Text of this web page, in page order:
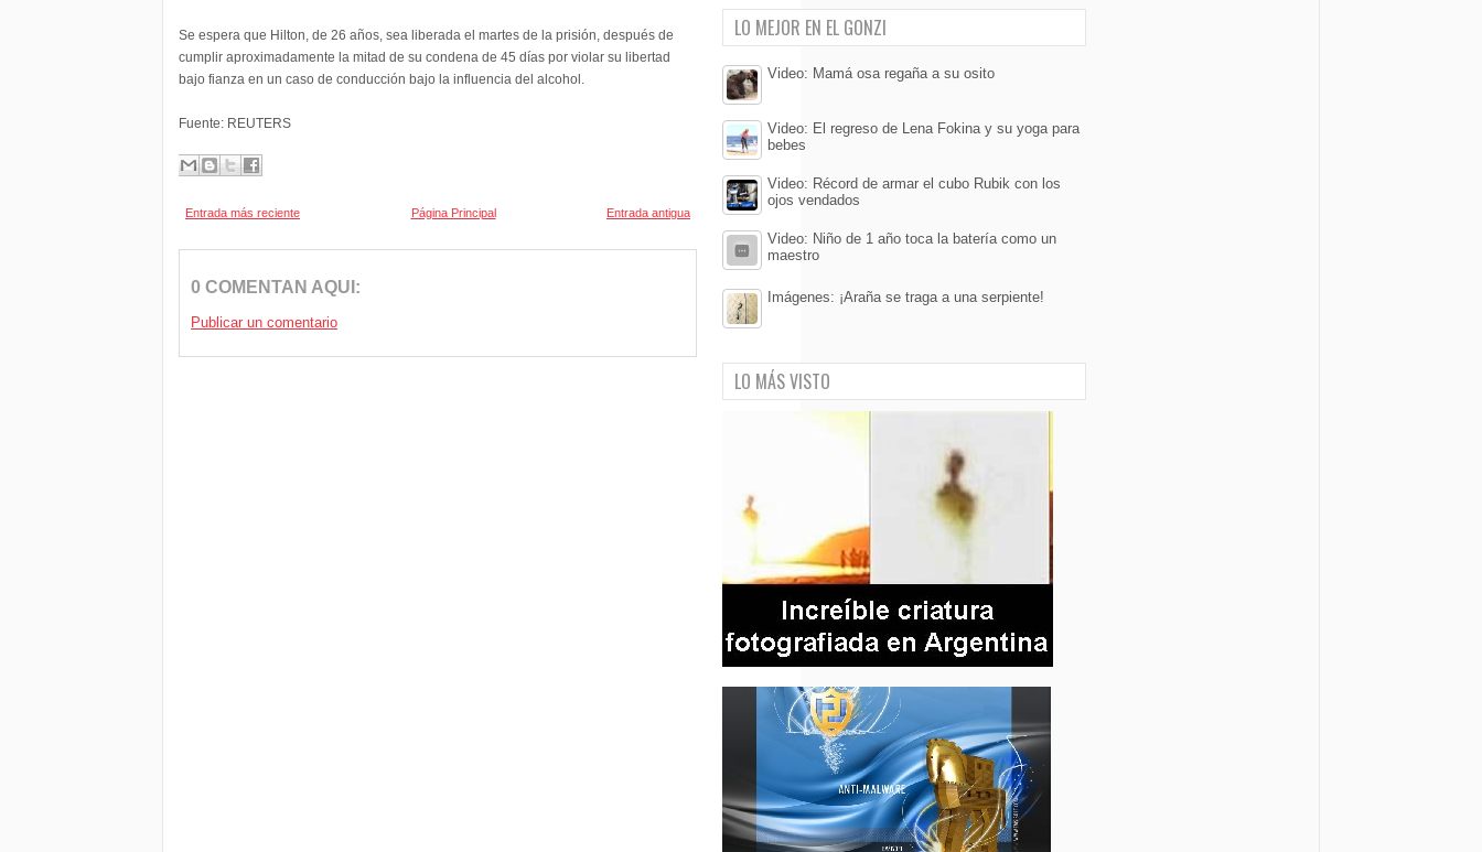
Se espera que Hilton, de 26 años, sea liberada el martes de la prisión, después de
cumplir aproximadamente la mitad de su condena de 45 días por violar su libertad
bajo fianza en un caso de conducción bajo la influencia del alcohol.
Fuente: REUTERS
Entrada más reciente Entrada antigua
Página Principal
0 COMENTAN AQUI:
Publicar un comentario
LO MEJOR EN EL GONZI
Video: Mamá osa regaña a su osito
Video: El regreso de Lena Fokina y su yoga para
bebes
Video: Récord de armar el cubo Rubik con los
ojos vendados
Video: Niño de 1 año toca la batería como un
maestro
Imágenes: ¡Araña se traga a una serpiente!
LO MÁS VISTO